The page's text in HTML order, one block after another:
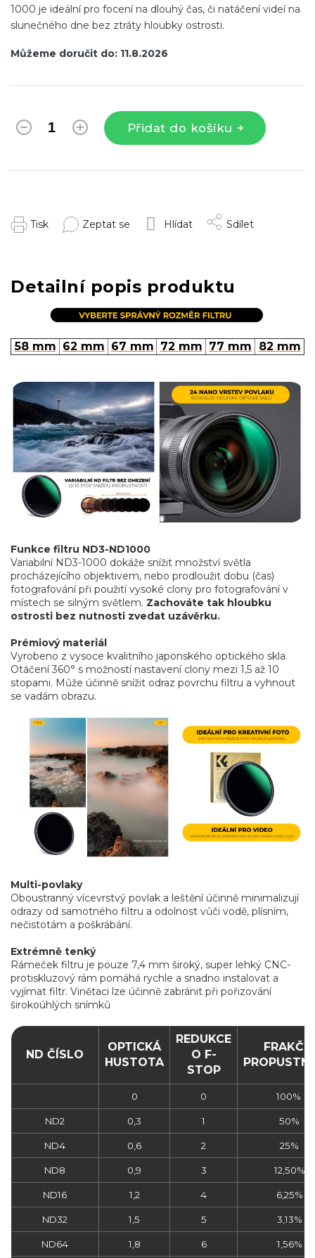
Můžeme doručit do: 11.8.2026
Přidat do košíku
1000 je ideální pro focení na dlouhý čas, či natáčení videí na
slunečného dne bez ztráty hloubky ostrosti.
Tisk Zeptat se Hlídat Sdílet
Detailní popis produktu
58 mm 62 mm 67 mm 72 mm 77 mm 82 mm
Funkce filtru ND3-ND1000
Variabilní ND3-1000 dokáže snížit množství světla
procházejícího objektivem, nebo prodloužit dobu (čas)
fotografování při použití vysoké clony pro fotografování v
místech se silným světlem. Zachováte tak hloubku
ostrosti bez nutnosti zvedat uzávěrku.
Prémiový materiál
Vyrobeno z vysoce kvalitního japonského optického skla.
Otáčení 360° s možností nastavení clony mezi 1,5 až 10
stopami. Může účinně snížit odraz povrchu filtru a vyhnout
se vadám obrazu.
Multi-povlaky
Oboustranný vícevrstvý povlak a leštění účinně minimalizují
odrazy od samotného filtru a odolnost vůči vodě, plísním,
nečistotám a poškrábání.
Extrémně tenký
Rámeček filtru je pouze 7,4 mm široký, super lehký CNC-
protiskluzový rám pomáhá rychle a snadno instalovat a
vyjímat filtr. Vinětaci lze účinně zabránit při pořizování
širokoúhlých snímků
ND ČÍSLO
OPTICKÁ
HUSTOTA
REDUKCE
O F-
STOP
FRAKČNÍ
0 0 100%
ND2 0,3 1 50%
ND4 0,6 2 25%
ND8 0,9 3 12,50%
ND16 1,2 4 6,25%
ND32 1,5 5 3,13%
ND64 1,8 6 1,56%